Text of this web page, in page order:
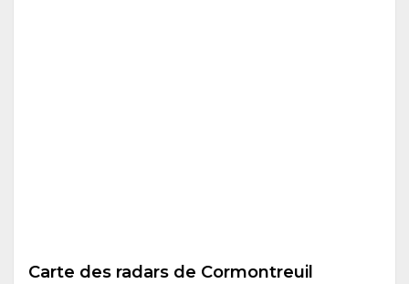
Carte des radars de Cormontreuil